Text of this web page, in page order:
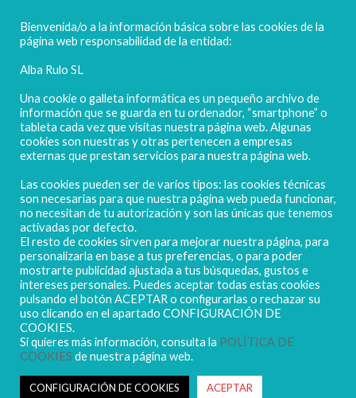
FELICES FIESTAS
POLIGONO CAMPORROSO P-D, Nº4
02520 - CHINCHILLA DE MONTEARAGÓN
(ALBACETE) Spain
Tel. + 34 967 218 812 - info@abr.com.es
Copyright ALBARULO © 2020 | Todos los derechos reservados
Bienvenida/o a la información básica sobre las cookies de la
página web responsabilidad de la entidad:
Alba Rulo SL
Una cookie o galleta informática es un pequeño archivo de
información que se guarda en tu ordenador, “smartphone” o
tableta cada vez que visitas nuestra página web. Algunas
cookies son nuestras y otras pertenecen a empresas
externas que prestan servicios para nuestra página web.
Las cookies pueden ser de varios tipos: las cookies técnicas
son necesarias para que nuestra página web pueda funcionar,
no necesitan de tu autorización y son las únicas que tenemos
activadas por defecto.
El resto de cookies sirven para mejorar nuestra página, para
personalizarla en base a tus preferencias, o para poder
mostrarte publicidad ajustada a tus búsquedas, gustos e
intereses personales. Puedes aceptar todas estas cookies
pulsando el botón ACEPTAR o configurarlas o rechazar su
uso clicando en el apartado CONFIGURACIÓN DE
COOKIES.
Si quieres más información, consulta la POLÍTICA DE
COOKIES de nuestra página web.
CONFIGURACIÓN DE COOKIES ACEPTAR